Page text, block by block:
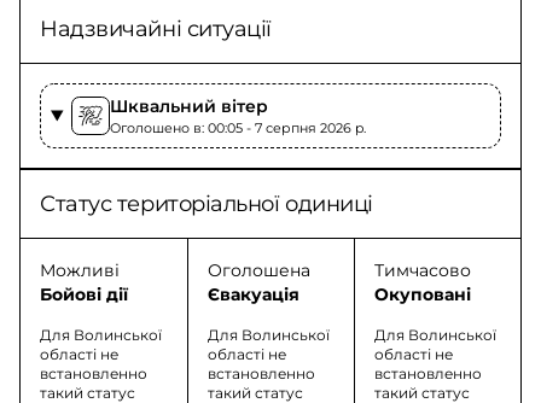
Надзвичайні ситуації
Шквальний вітер
Оголошено в: 00:05 - 7 серпня 2026 p.
Статус територіальної одиниці
Можливі
Бойові дії
Для Волинської
області не
встановленно
такий статус
Оголошена
Євакуація
Для Волинської
області не
встановленно
такий статус
Тимчасово
Окуповані
Для Волинської
області не
встановленно
такий статус